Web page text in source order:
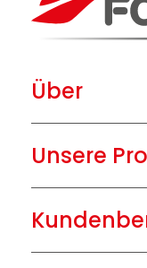
Über
Unsere